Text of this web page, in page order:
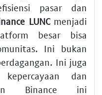
pasar dan
LUNCmenjadi
besar bisa
Ini bukan
Ini juga
dan
Binance ini